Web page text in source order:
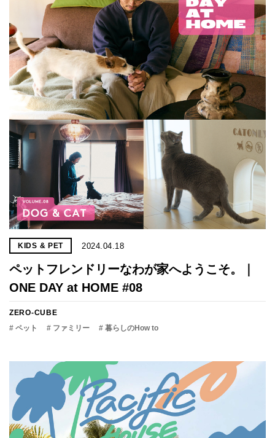
KIDS & PET 2024.04.18
ペットフレンドリーなわが家へようこそ。｜
ONE DAY at HOME #08
ZERO-CUBE
# ペット
# ファミリー # 暮らしのHow to